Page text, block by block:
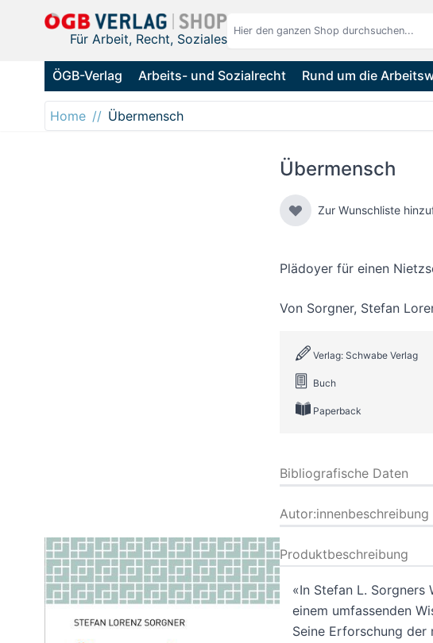
Direkt zum Inhalt
Für Arbeit, Recht, Soziales
ÖGB-Verlag Arbeits- und Sozialrecht Rund um die
Home Übermensch
Übermensch
Zur Wunschliste
Plädoyer für einen
Von Sorgner, Stefan
Verlag: Schwabe Verlag
Buch
Paperback
Bibliografische Daten
Autor:innenbeschreibung
Produktbeschreibung
«In Stefan L.
einem umfassenden
Seine Erforschung der